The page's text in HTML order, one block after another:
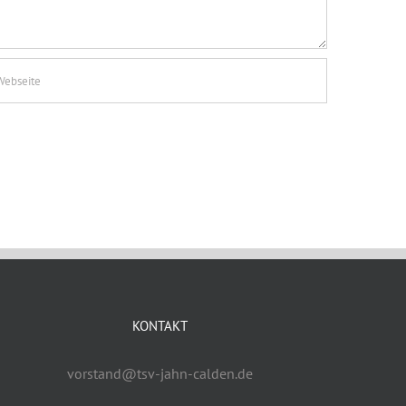
KONTAKT
vorstand@tsv-jahn-calden.de